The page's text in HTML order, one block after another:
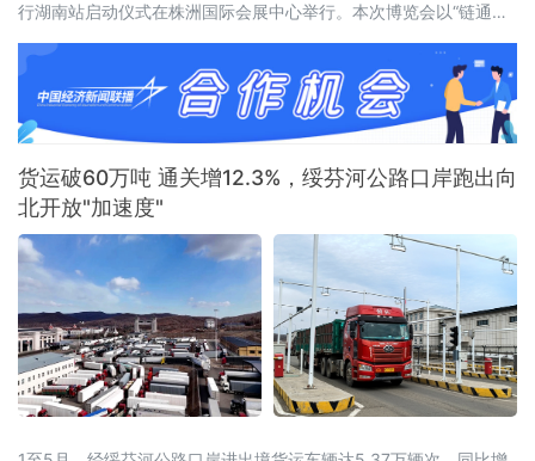
行湖南站启动仪式在株洲国际会展中心举行。本次博览会以“链通内
万平方米，设置四大主题馆、十大特色展区，吸引近600家企业参
展，来自15个国家和地区及国内20余个省市的近2000名客商参会。
喀麦隆驻华大使、驻华使团团长马丁·姆巴纳，商务部外贸发展事务
局副局
货运破60万吨 通关增12.3%，绥芬河公路口岸跑出向
北开放"加速度"